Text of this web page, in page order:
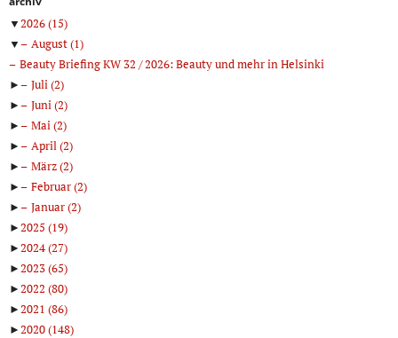
▼2026(15)
▼
August(1)
Beauty Briefing KW 32 / 2026: Beauty und mehr in Helsinki
►
Juli(2)
►
Juni(2)
►
Mai(2)
►
April(2)
►
März(2)
►
Februar(2)
►
Januar(2)
►2025 (19)
►2024(27)
►2023(65)
►2022 (80)
►2021 (86)
►2020(148)